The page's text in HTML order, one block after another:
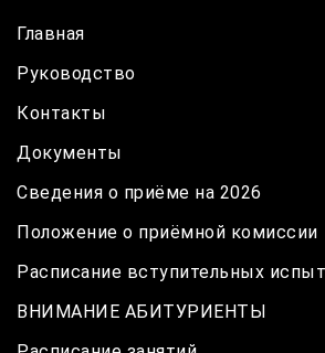
Главная
Руководство
Контакты
Документы
Сведения о приёме на 2026
Положение о приёмной комиссии
Расписание вступительных
ВНИМАНИЕ АБИТУРИЕНТЫ